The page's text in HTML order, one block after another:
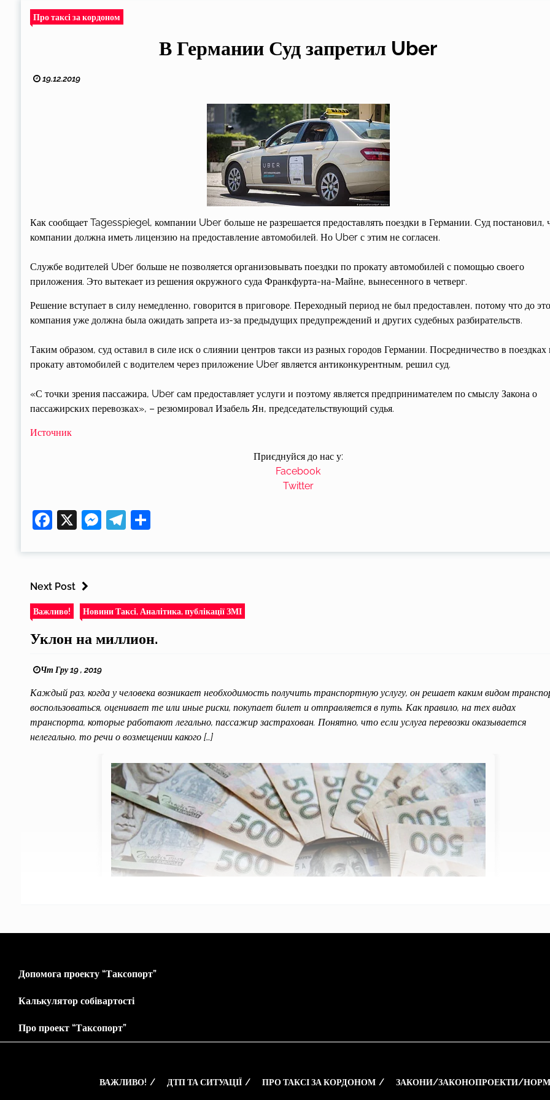
Про таксі за кордоном
В Германии Суд запретил Uber
19.12.2019
Как сообщает Tagesspiegel, компании Uber больше не разрешается предоставлять поездки в Германии. Суд постановил,
компании должна иметь лицензию на предоставление автомобилей. Но Uber с этим не согласен.
Службе водителей Uber больше не позволяется организовывать поездки по прокату автомобилей с помощью своего
приложения. Это вытекает из решения окружного суда Франкфурта-на-Майне, вынесенного в четверг.
Решение вступает в силу немедленно, говорится в приговоре. Переходный период не был предоставлен, потому что до
компания уже должна была ожидать запрета из-за предыдущих предупреждений и других судебных разбирательств.
Таким образом, суд оставил в силе иск о слиянии центров такси из разных городов Германии. Посредничество в поездках
прокату автомобилей с водителем через приложение Uber является антиконкурентным, решил суд.
«С точки зрения пассажира, Uber сам предоставляет услуги и поэтому является предпринимателем по смыслу Закона о
пассажирских перевозках», – резюмировал Изабель Ян, председательствующий судья.
Источник
Facebook
X Messenger
Telegram
Поділитися
Приєднуйся до нас у:
Facebook
Twitter
Next Post
Важливо! Новини Таксі, Аналітика, публікації ЗМІ
Уклон на миллион.
Чт Гру 19 , 2019
Каждый раз, когда у человека возникает необходимость получить транспортную услугу, он решает каким видом
воспользоваться, оценивает те или иные риски, покупает билет и отправляется в путь. Как правило, на тех видах
транспорта, которые работают легально, пассажир застрахован. Понятно, что если услуга перевозки оказывается
нелегально, то речи о возмещении какого […]
Допомога проекту “Таксопорт”
Калькулятор собівартості
Про проект “Таксопорт”
ВАЖЛИВО! ДТП ТА СИТУАЦІЇ ПРО ТАКСІ ЗА КОРДОНОМ ЗАКОНИ/ЗАКОНОПРОЕКТИ/